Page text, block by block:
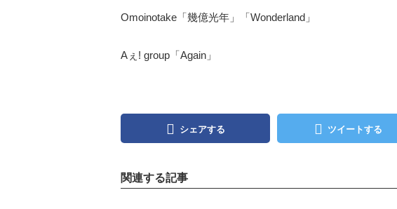
Omoinotake「幾億光年」「Wonderland」
Aぇ! group「Again」
シェアする ツイートする
関連する記事